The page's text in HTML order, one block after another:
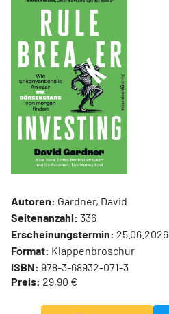
Autoren: Gardner, David
Seitenanzahl: 336
Erscheinungstermin: 25.06.2026
Format: Klappenbroschur
ISBN: 978-3-68932-071-3
Preis: 29,90 €